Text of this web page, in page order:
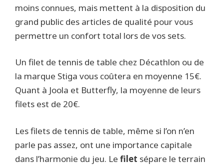
moins connues, mais mettent à la disposition du
grand public des articles de qualité pour vous
permettre un confort total lors de vos sets.
Un filet de tennis de table chez Décathlon ou de
la marque Stiga vous coûtera en moyenne 15€.
Quant à Joola et Butterfly, la moyenne de leurs
filets est de 20€.
Les filets de tennis de table, même si l’on n’en
parle pas assez, ont une importance capitale
dans l’harmonie du jeu. Le filet sépare le terrain